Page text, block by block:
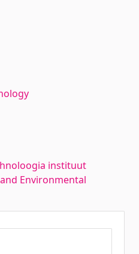
instituut
Environmental